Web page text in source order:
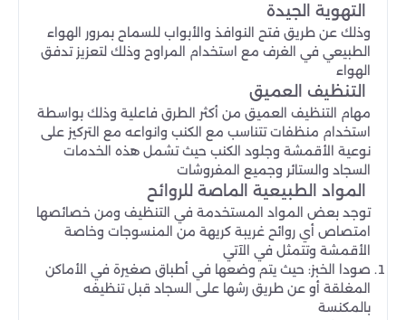
التهوية الجيدة
وذلك عن طريق فتح النوافذ والأبواب للسماح بمرور الهواء
الطبيعي في الغرف مع استخدام المراوح وذلك لتعزيز تدفق
الهواء
التنظيف العميق
مهام التنظيف العميق من أكثر الطرق فاعلية وذلك بواسطة
استخدام منظفات تتناسب مع الكنب وانواعه مع التركيز على
نوعية الأقمشة وجلود الكنب حيث تشمل هذه الخدمات
السجاد والستائر وجميع المفروشات
المواد الطبيعية الماصة للروائح
توجد بعض المواد المستخدمة في التنظيف ومن خصائصها
امتصاص أي روائح غريبة كريهة من المنسوجات وخاصة
الأقمشة وتتمثل في الآتي
صودا الخبز: حيث يتم وضعها في أطباق صغيرة في الأماكن
المغلقة أو عن طريق رشها على السجاد قبل تنظيفه
بالمكنسة